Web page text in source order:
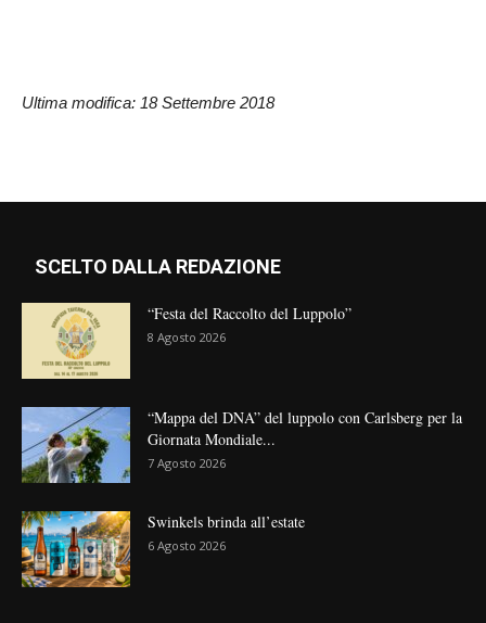
Ultima modifica: 18 Settembre 2018
SCELTO DALLA REDAZIONE
“Festa del Raccolto del Luppolo”
8 Agosto 2026
“Mappa del DNA” del luppolo con Carlsberg per la
Giornata Mondiale...
7 Agosto 2026
Swinkels brinda all’estate
6 Agosto 2026